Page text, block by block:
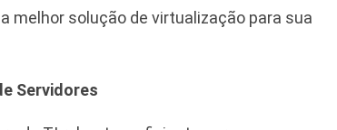
melhor solução de virtualização para sua
Servidores